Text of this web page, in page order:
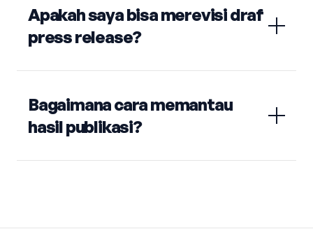
Apakah saya bisa merevisi draf
press release?
Bagaimana cara memantau
hasil publikasi?